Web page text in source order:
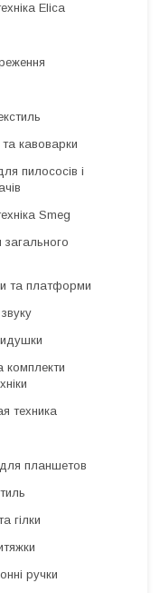
Elica
кавоварки
пилососів і
Smeg
та платформи
комплекти
техника
планшетов
гілки
ручки